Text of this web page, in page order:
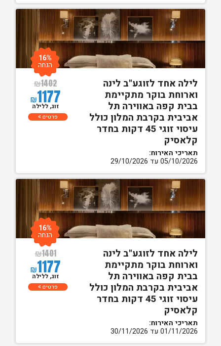
לילה אחד לזוגע"ב לינה
וארוחת בוקר מתקיימת
בבית קפה באווירה תל
אביבית בקרבת המלון כולל
עיסוי זוגי 45 דקות בחדר
קלאסיק
תאריכי האירוח:
05/10/2026 עד 29/10/2026
₪1402
₪1177
16%
הנחה
זוג, ללילה
פרטים
לילה אחד לזוגע"ב לינה
וארוחת בוקר מתקיימת
בבית קפה באווירה תל
אביבית בקרבת המלון כולל
עיסוי זוגי 45 דקות בחדר
קלאסיק
תאריכי האירוח:
01/11/2026 עד 30/11/2026
₪1401
₪1177
16%
הנחה
זוג, ללילה
פרטים